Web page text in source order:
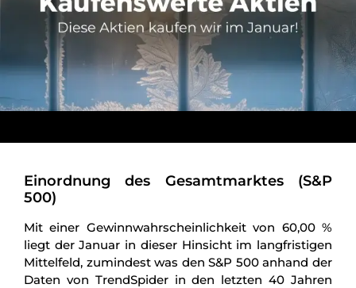
Einordnung des Gesamtmarktes (S&P
500)
Mit einer Gewinnwahrscheinlichkeit von 60,00 %
liegt der Januar in dieser Hinsicht im langfristigen
Mittelfeld, zumindest was den S&P 500 anhand der
Daten von TrendSpider in den letzten 40 Jahren